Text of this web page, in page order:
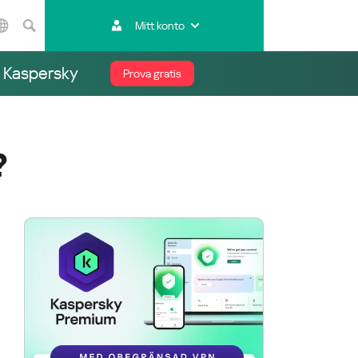
Mitt konto
Asien och
Stillahavsområdet
Australia
Việt Nam
ไทย (Thailand)
한국 (Korea)
中国 (China)
香港特別行政區 (Hong Kong SAR)
台灣 (Taiwan)
Prova gratis